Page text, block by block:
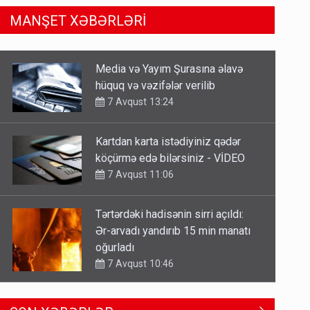
MANŞET XƏBƏRLƏRİ
Kartdan karta istədiyiniz qədər
köçürmə edə bilərsiniz - VİDEO
7 Avqust 11:06
Tərtərdəki hadisənin sirri açıldı:
Ər-arvadı yandırıb 15 min manatı
oğurladı
Əhaliyə hava ilə bağlı VACİB
XƏBƏRDARLIQ - Saat 11:00-dan…
7 Avqust 09:15
Gedişi var, dönüşü yox: Bakı-